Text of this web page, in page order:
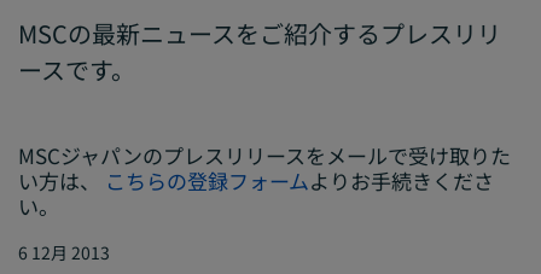
MSCの最新ニュースをご紹介するプレスリリ
ースです。
MSCジャパンのプレスリリースをメールで受け取りた
い方は、
こちらの登録フォームよりお手続きくださ
い。
6 12月 2013